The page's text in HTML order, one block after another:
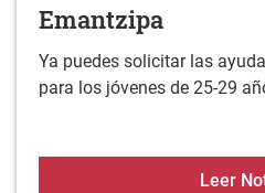
Emantzipa
Ya puedes solicitar las
para los jóvenes de 25-29
Leer